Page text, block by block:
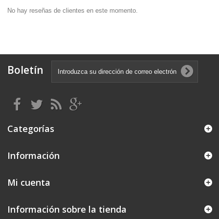
No hay reseñas de clientes en este momento.
Boletín
Categorías
Información
Mi cuenta
Información sobre la tienda